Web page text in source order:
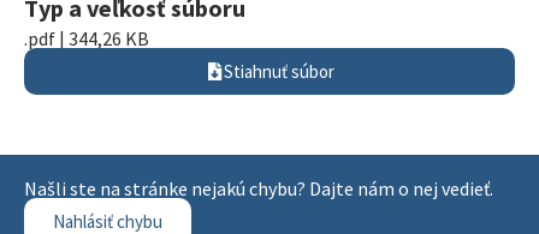
Typ a veľkosť súboru
.pdf | 344,26 KB
Stiahnuť súbor
Našli ste na stránke nejakú chybu? Dajte nám o nej vedieť.
Nahlásiť chybu